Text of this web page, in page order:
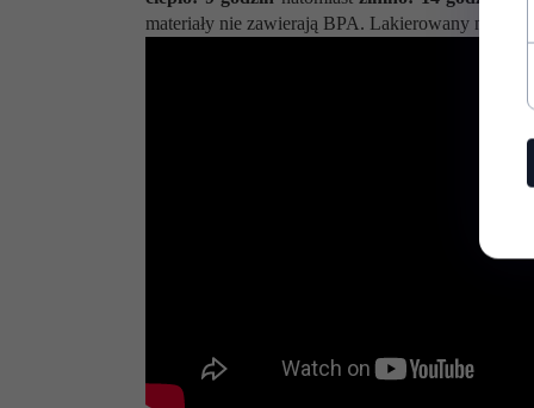
materiały nie zawierają BPA. Lakierowany na